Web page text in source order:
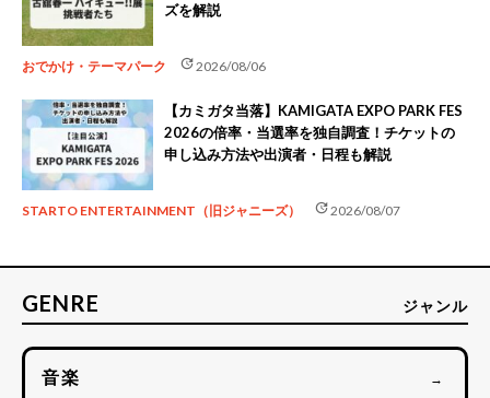
ズを解説
おでかけ・テーマパーク update2026/08/06
【カミガタ当落】KAMIGATA EXPO PARK FES
2026の倍率・当選率を独自調査！チケットの
申し込み方法や出演者・日程も解説
STARTO ENTERTAINMENT（旧ジャニーズ） update2026/08/07
GENRE ジャンル
音楽 →